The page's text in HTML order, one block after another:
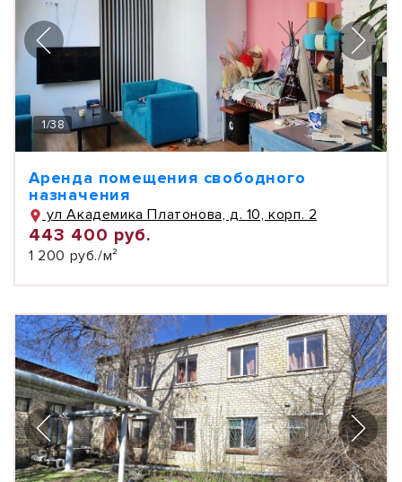
1/38
Аренда помещения свободного
назначения
ул Академика Платонова, д. 10, корп. 2
443 400 руб.
1 200 руб./м²